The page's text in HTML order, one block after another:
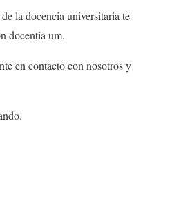
la docencia universitaria te
docentia um.
en contacto con nosotros y